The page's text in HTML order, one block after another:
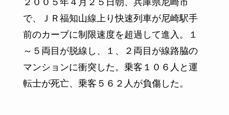
２００５年４月２５日朝、兵庫県尼崎市
で、ＪＲ福知山線上り快速列車が尼崎駅手
前のカーブに制限速度を超過して進入。１
～５両目が脱線し、１、２両目が線路脇の
マンションに衝突した。乗客１０６人と運
転士が死亡、乗客５６２人が負傷した。